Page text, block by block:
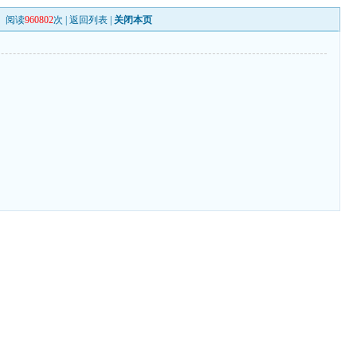
阅读960802次 |返回列表 关闭本页